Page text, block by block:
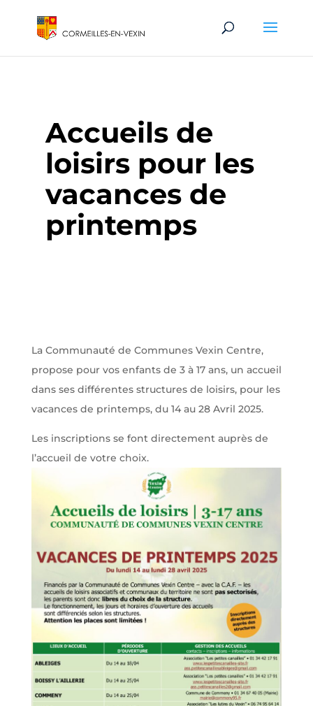
Accueils de
loisirs pour les
vacances de
printemps
La Communauté de Communes Vexin Centre,
propose pour vos enfants de 3 à 17 ans, un accueil
dans ses différentes structures de loisirs, pour les
vacances de printemps, du 14 au 28 Avril 2025.
Les inscriptions se font directement auprès de
l’accueil de votre choix.